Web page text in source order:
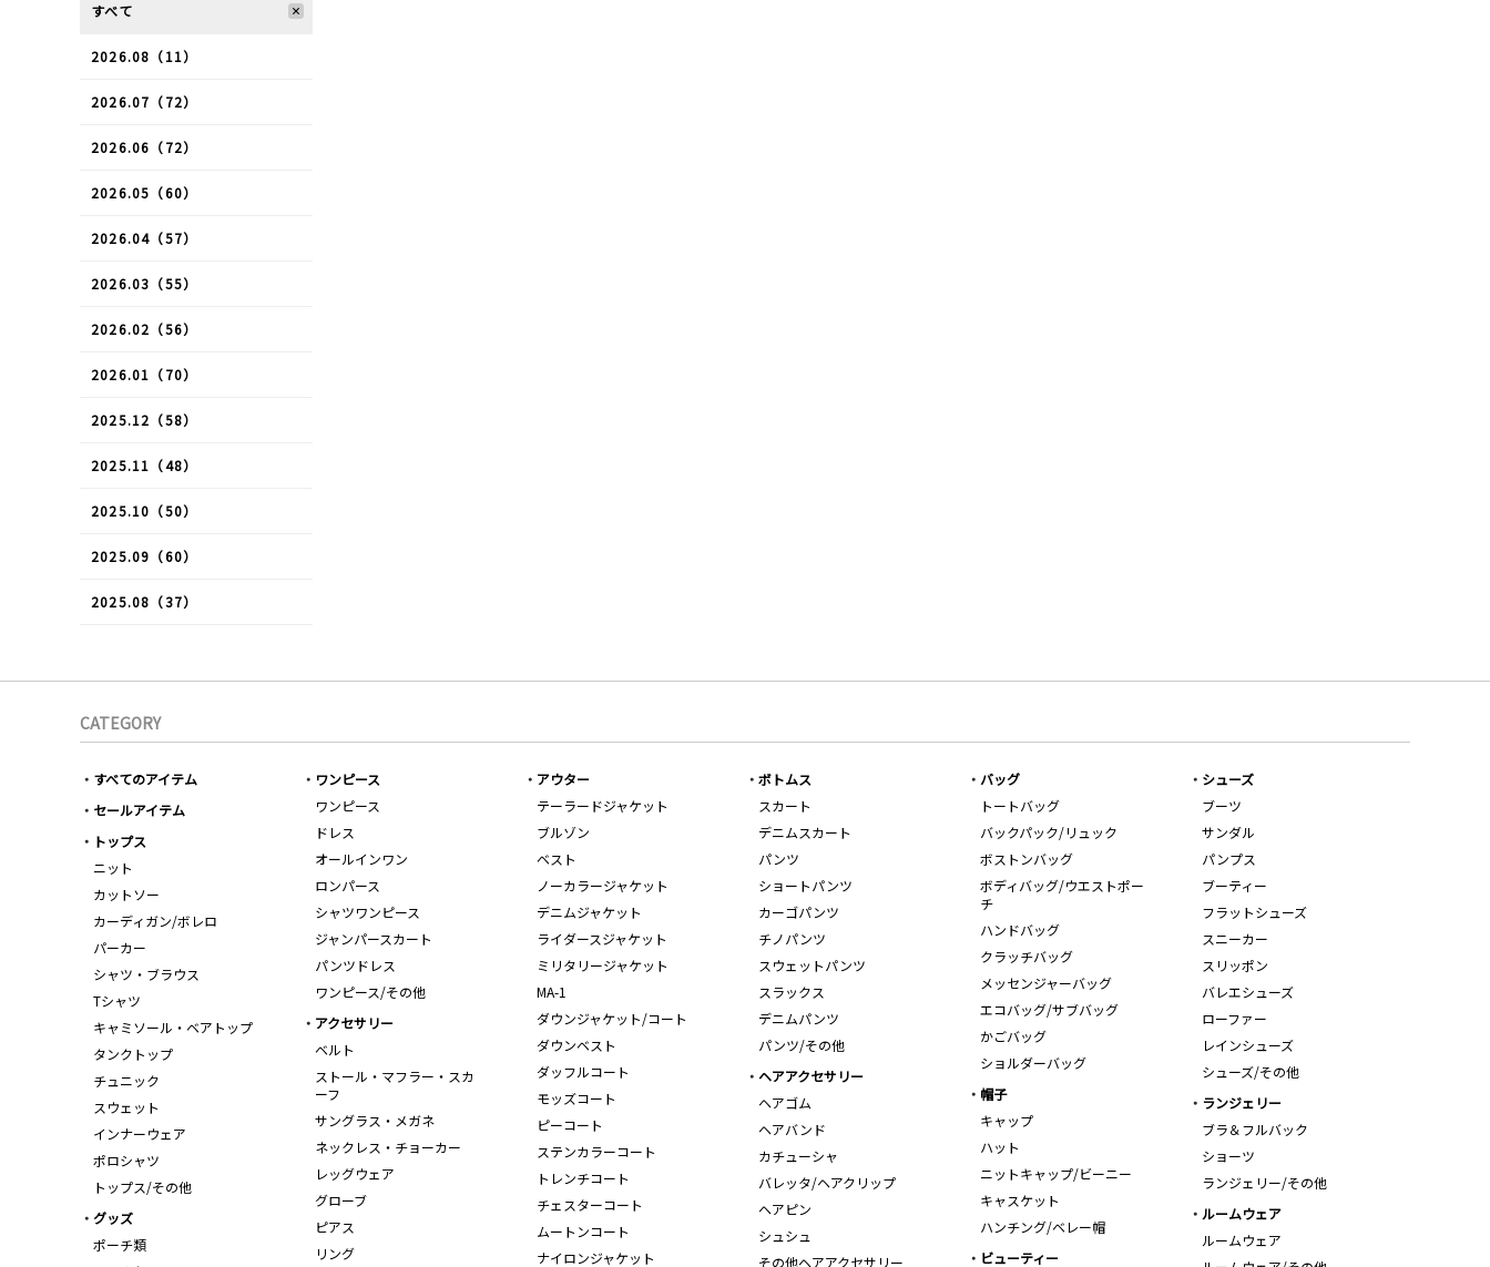
すべて
2026.08（11）
2026.07（72）
2026.06（72）
2026.05（60）
2026.04（57）
2026.03（55）
2026.02（56）
2026.01（70）
2025.12（58）
2025.11（48）
2025.10（50）
2025.09（60）
2025.08（37）
CATEGORY
すべてのアイテム
セールアイテム
トップス
ニット
カットソー
カーディガン/ボレロ
パーカー
シャツ・ブラウス
Tシャツ
キャミソール・ベアトップ
タンクトップ
チュニック
スウェット
インナーウェア
ポロシャツ
トップス/その他
ワンピース
ワンピース
ドレス
オールインワン
ロンパース
シャツワンピース
ジャンパースカート
パンツドレス
ワンピース/その他
アウター
テーラードジャケット
ブルゾン
ベスト
ノーカラージャケット
デニムジャケット
ライダースジャケット
ミリタリージャケット
MA-1
ダウンジャケット/コート
ダウンベスト
ダッフルコート
モッズコート
ピーコート
ステンカラーコート
トレンチコート
チェスターコート
ムートンコート
ナイロンジャケット
ボトムス
スカート
デニムスカート
パンツ
ショートパンツ
カーゴパンツ
チノパンツ
スウェットパンツ
スラックス
デニムパンツ
パンツ/その他
バッグ
トートバッグ
バックパック/リュック
ボストンバッグ
ボディバッグ/ウエストポー
チ
ハンドバッグ
クラッチバッグ
メッセンジャーバッグ
エコバッグ/サブバッグ
かごバッグ
ショルダーバッグ
シューズ
ブーツ
サンダル
パンプス
ブーティー
フラットシューズ
スニーカー
スリッポン
バレエシューズ
ローファー
レインシューズ
シューズ/その他
アクセサリー
ベルト
ストール・マフラー・スカ
ーフ
サングラス・メガネ
ネックレス・チョーカー
レッグウェア
グローブ
ピアス
リング
ヘアアクセサリー
ヘアゴム
ヘアバンド
カチューシャ
バレッタ/ヘアクリップ
ヘアピン
シュシュ
その他ヘアアクセサリー
帽子
キャップ
ハット
ニットキャップ/ビーニー
キャスケット
ハンチング/ベレー帽
ランジェリー
ブラ＆フルバック
ショーツ
ランジェリー/その他
ルームウェア
ルームウェア
グッズ
ポーチ類
ビューティー